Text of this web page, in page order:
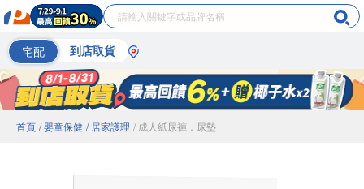
宅配 到店取貨
首頁 / 嬰童保健 / 居家護理 / 成人紙尿褲．尿墊